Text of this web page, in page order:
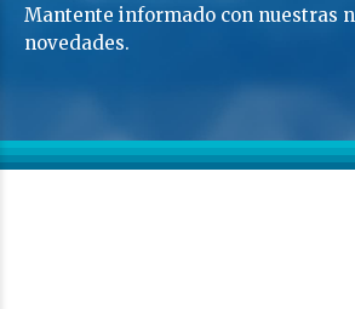
Mantente informado con nuestras
novedades.